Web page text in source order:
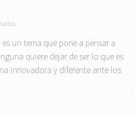
un tema que pone a pensar a
quiere dejar de ser lo que es
innovadora y diferente ante los